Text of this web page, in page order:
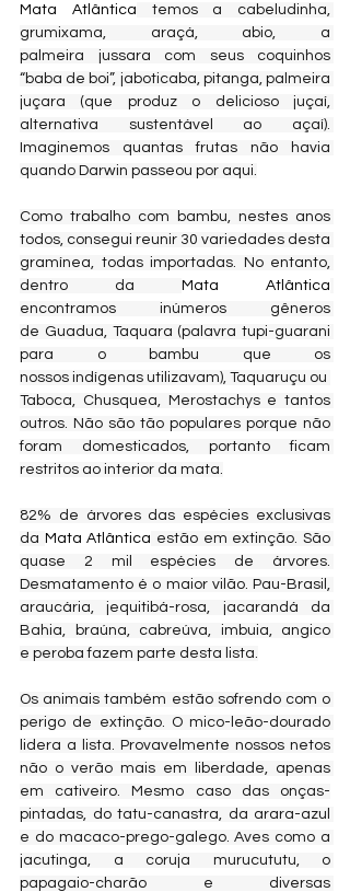
Mata Atlântica temos a cabeludinha,
grumixama, araçá, abio, a
palmeira jussara com seus coquinhos
“baba de boi”, jaboticaba, pitanga, palmeira
juçara (que produz o delicioso juçaí,
alternativa sustentável ao açaí).
Imaginemos quantas frutas não havia
quando Darwin passeou por aqui.
Como trabalho com bambu, nestes anos
todos, consegui reunir 30 variedades desta
gramínea, todas importadas. No entanto,
dentro da Mata Atlântica
encontramos inúmeros gêneros
de Guadua, Taquara (palavra tupi-guarani
para o bambu que os
nossos indígenas utilizavam), Taquaruçu ou
Taboca, Chusquea, Merostachys e tantos
outros. Não são tão populares porque não
foram domesticados, portanto ficam
restritos ao interior da mata.
82% de árvores das espécies exclusivas
da Mata Atlântica estão em extinção. São
quase 2 mil espécies de árvores.
Desmatamento é o maior vilão. Pau-Brasil,
araucária, jequitibá-rosa, jacarandá da
Bahia, braúna, cabreúva, imbuia, angico
e peroba fazem parte desta lista.
Os animais também estão sofrendo com o
perigo de extinção. O mico-leão-dourado
lidera a lista. Provavelmente nossos netos
não o verão mais em liberdade, apenas
em cativeiro. Mesmo caso das onças-
pintadas, do tatu-canastra, da arara-azul
e do macaco-prego-galego. Aves como a
jacutinga, a coruja murucututu, o
papagaio-charão e diversas